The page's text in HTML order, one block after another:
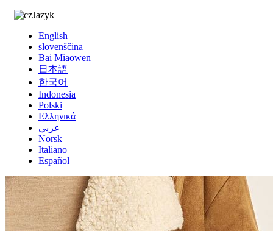
Jazyk
English
slovenščina
Bai Miaowen
日本語
한국어
Indonesia
Polski
Ελληνικά
عربي
Norsk
Italiano
Español